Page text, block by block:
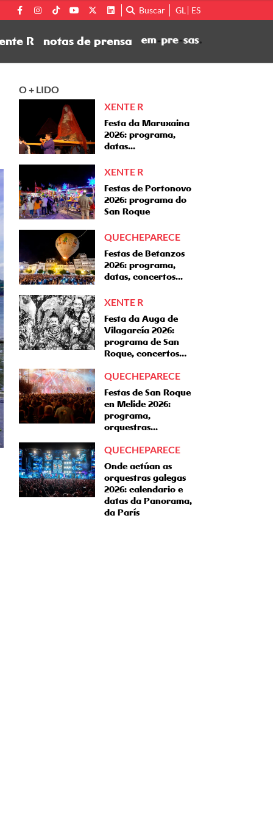
Buscar GL ES
R notas de prensa
O + LIDO
XENTE R
Festa da Maruxaina
2026: programa,
datas...
XENTE R
Festas de Portonovo
2026: programa do
San Roque
QUECHEPARECE
Festas de Betanzos
2026: programa,
datas, concertos...
XENTE R
Festa da Auga de
Vilagarcía 2026:
programa de San
Roque, concertos…
QUECHEPARECE
Festas de San Roque
en Melide 2026:
programa,
orquestras...
QUECHEPARECE
Onde actúan as
orquestras galegas
2026: calendario e
datas da Panorama,
da París